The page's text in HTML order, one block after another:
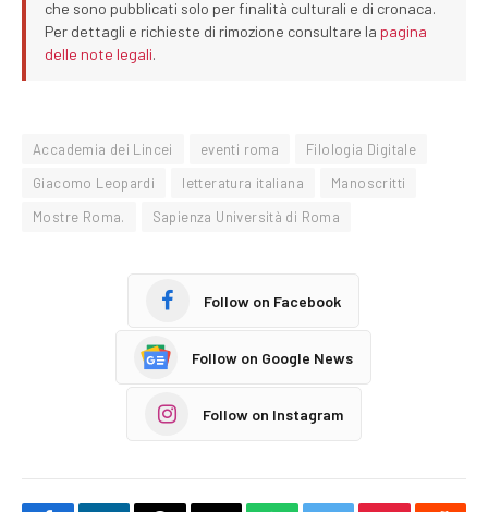
che sono pubblicati solo per finalità culturali e di cronaca.
Per dettagli e richieste di rimozione consultare la pagina
delle note legali.
Accademia dei Lincei eventi roma
Filologia Digitale
Giacomo Leopardi
letteratura italiana
Manoscritti
Mostre Roma.
Sapienza Università di Roma
Follow on Facebook
Follow on Google News
Follow on Instagram